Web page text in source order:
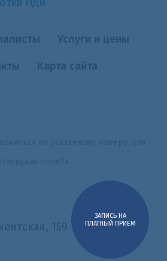
Услуги и цены
Карта сайта
159
ЗАПИСЬ НА
ПЛАТНЫЙ ПРИЕМ